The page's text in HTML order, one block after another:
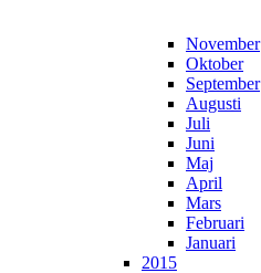
November
Oktober
September
Augusti
Juli
Juni
Maj
April
Mars
Februari
Januari
2015